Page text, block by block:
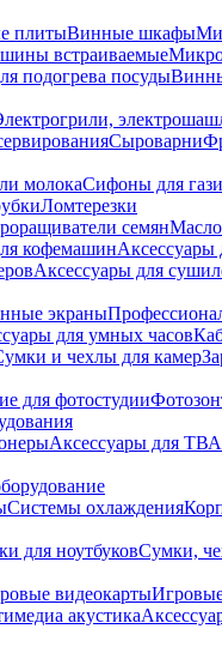
плитыВинные шкафы
встраиваемые
подогрева посуды
Сыроварни
молокаСифоны для
Ломтерезки
семян
кофемашинАксессуары
Аксессуары для
экраны
для умных часов
и чехлы для камер
для фотостудии
Аксессуары для ТВ
Системы охлаждения
для ноутбуковСумки,
видеокарты
акустика